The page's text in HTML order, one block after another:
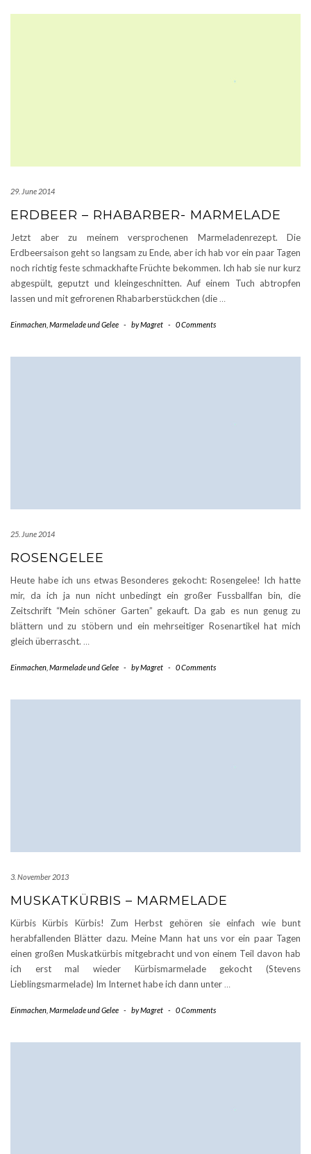
29. June 2014
ERDBEER – RHABARBER- MARMELADE
Jetzt aber zu meinem versprochenen Marmeladenrezept. Die
Erdbeersaison geht so langsam zu Ende, aber ich hab vor ein paar Tagen
noch richtig feste schmackhafte Früchte bekommen. Ich hab sie nur kurz
abgespült, geputzt und kleingeschnitten. Auf einem Tuch abtropfen
lassen und mit gefrorenen Rhabarberstückchen (die…
Einmachen Marmelade und Gelee - byMagret - 0 Comments
25. June 2014
ROSENGELEE
Heute habe ich uns etwas Besonderes gekocht: Rosengelee! Ich hatte
mir, da ich ja nun nicht unbedingt ein großer Fussballfan bin, die
Zeitschrift “Mein schöner Garten” gekauft. Da gab es nun genug zu
blättern und zu stöbern und ein mehrseitiger Rosenartikel hat mich
gleich überrascht. …
Einmachen Marmelade und Gelee - byMagret - 0 Comments
3. November 2013
MUSKATKÜRBIS – MARMELADE
Kürbis Kürbis Kürbis! Zum Herbst gehören sie einfach wie bunt
herabfallenden Blätter dazu. Meine Mann hat uns vor ein paar Tagen
einen großen Muskatkürbis mitgebracht und von einem Teil davon hab
ich erst mal wieder Kürbismarmelade gekocht (Stevens
Lieblingsmarmelade) Im Internet habe ich dann unter…
Einmachen Marmelade und Gelee - byMagret - 0 Comments